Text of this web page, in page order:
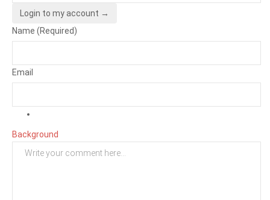
Login to my account →
Name (Required)
Email
Background